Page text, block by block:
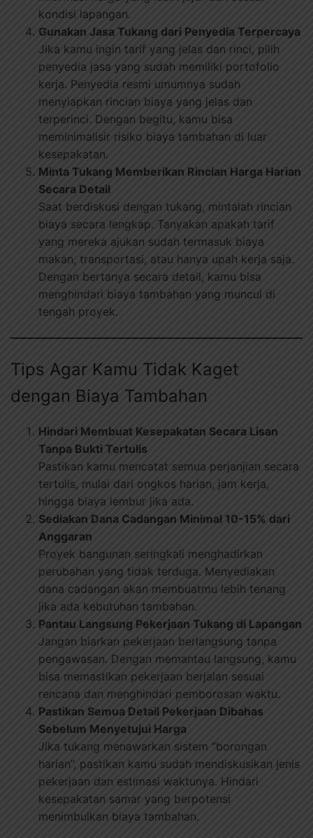
kondisi lapangan.
Gunakan Jasa Tukang dari Penyedia Terpercaya
Jika kamu ingin tarif yang jelas dan rinci, pilih
penyedia jasa yang sudah memiliki portofolio
kerja. Penyedia resmi umumnya sudah
menyiapkan rincian biaya yang jelas dan
terperinci. Dengan begitu, kamu bisa
meminimalisir risiko biaya tambahan di luar
kesepakatan.
Minta Tukang Memberikan Rincian Harga Harian
Secara Detail
Saat berdiskusi dengan tukang, mintalah rincian
biaya secara lengkap. Tanyakan apakah tarif
yang mereka ajukan sudah termasuk biaya
makan, transportasi, atau hanya upah kerja saja.
Dengan bertanya secara detail, kamu bisa
menghindari biaya tambahan yang muncul di
tengah proyek.
Tips Agar Kamu Tidak Kaget
dengan Biaya Tambahan
Hindari Membuat Kesepakatan Secara Lisan
Tanpa Bukti Tertulis
Pastikan kamu mencatat semua perjanjian secara
tertulis, mulai dari ongkos harian, jam kerja,
hingga biaya lembur jika ada.
Sediakan Dana Cadangan Minimal 10-15% dari
Anggaran
Proyek bangunan seringkali menghadirkan
perubahan yang tidak terduga. Menyediakan
dana cadangan akan membuatmu lebih tenang
jika ada kebutuhan tambahan.
Pantau Langsung Pekerjaan Tukang di Lapangan
Jangan biarkan pekerjaan berlangsung tanpa
pengawasan. Dengan memantau langsung, kamu
bisa memastikan pekerjaan berjalan sesuai
rencana dan menghindari pemborosan waktu.
Pastikan Semua Detail Pekerjaan Dibahas
Sebelum Menyetujui Harga
Jika tukang menawarkan sistem “borongan
harian”, pastikan kamu sudah mendiskusikan jenis
pekerjaan dan estimasi waktunya. Hindari
kesepakatan samar yang berpotensi
menimbulkan biaya tambahan.